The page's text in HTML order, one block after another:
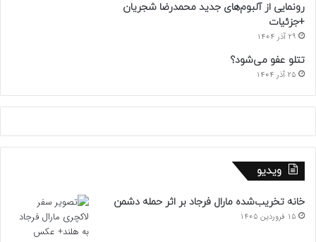
رونمایی از آلبوم‌های جدید محمدرضا شجریان
+جزئیات
29 آذر 1404
تتلو عفو می‌شود؟
25 آذر 1404
ویدیو
خانه تخریب‌شده مارال فرجاد بر اثر حمله دشمن
15 فروردین 1405